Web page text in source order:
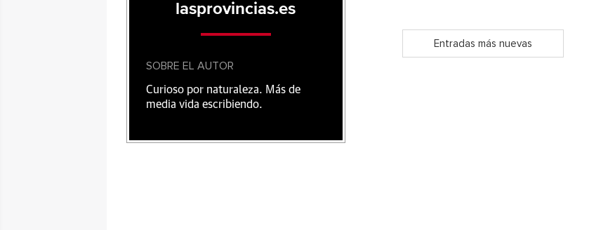
Entradas más nuevas
lasprovincias.es
SOBRE EL AUTOR
Curioso por naturaleza. Más de
media vida escribiendo.